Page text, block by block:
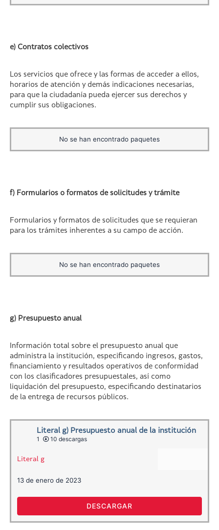
e) Contratos colectivos
Los servicios que ofrece y las formas de acceder a ellos,
horarios de atención y demás indicaciones necesarias,
para que la ciudadanía pueda ejercer sus derechos y
cumplir sus obligaciones.
No se han encontrado paquetes
f) Formularios o formatos de solicitudes y trámite
Formularios y formatos de solicitudes que se requieran
para los trámites inherentes a su campo de acción.
No se han encontrado paquetes
g) Presupuesto anual
Información total sobre el presupuesto anual que
administra la institución, especificando ingresos, gastos,
financiamiento y resultados operativos de conformidad
con los clasificadores presupuestales, así como
liquidación del presupuesto, especificando destinatarios
de la entrega de recursos públicos.
Literal g) Presupuesto anual de la institución
1
10 descargas
Literal g
13 de enero de 2023
DESCARGAR